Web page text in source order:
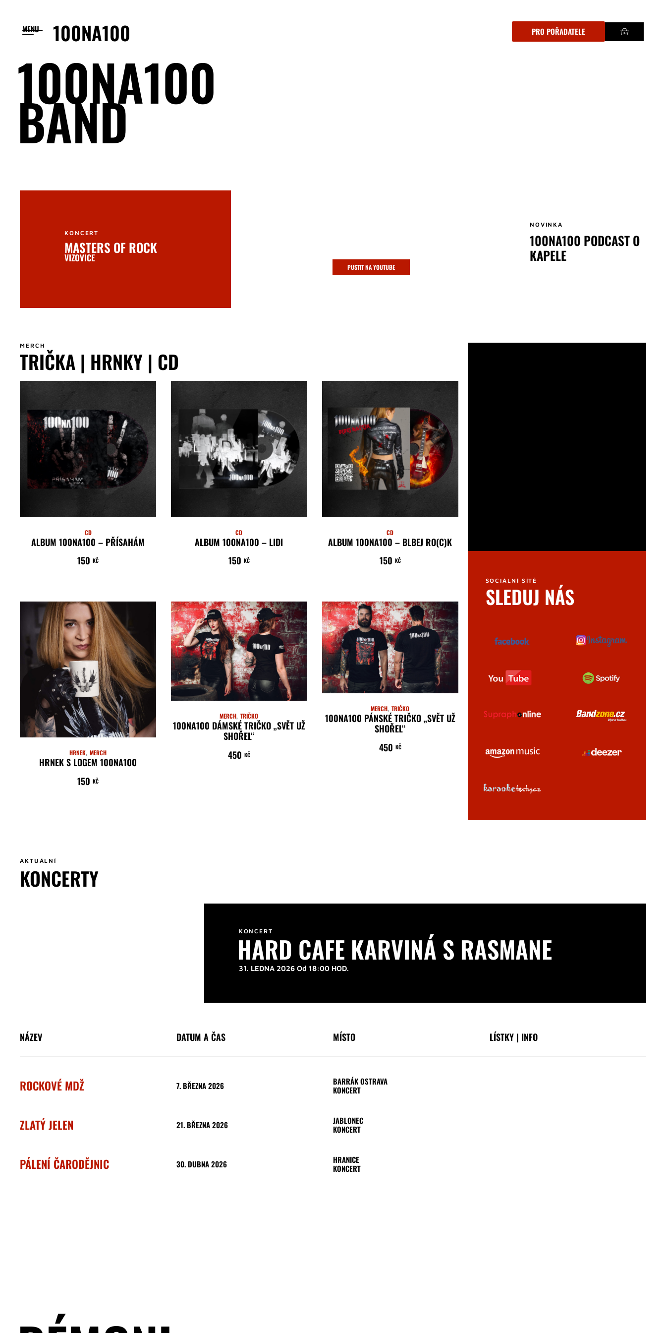
MENU 100NA100 PRO POŘADATELE
100NA100
BAND
KONCERT
MASTERS OF ROCK
VIZOVICE
PUSTIT NA YOUTUBE
NOVINKA
100NA100 PODCAST O
KAPELE
MERCH
TRIČKA | HRNKY | CD
CD
ALBUM 100NA100 – PŘÍSAHÁM
150KČ
CD
ALBUM 100NA100 – LIDI
150 KČ
CD
ALBUM 100NA100 – BLBEJ RO(C)K
150 KČ
HRNEK MERCH
HRNEK S LOGEM 100NA100
150KČ
MERCH TRIČKO
100NA100 DÁMSKÉ TRIČKO „SVĚT UŽ
SHOŘEL“
450 KČ
MERCH TRIČKO
100NA100 PÁNSKÉ TRIČKO „SVĚT UŽ
SHOŘEL“
450 KČ VÝBĚR MOŽNOSTÍ
SOCIÁLNÍ SÍTĚ
SLEDUJ NÁS
AKTUÁLNÍ
KONCERTY
KONCERT
HARD CAFE KARVINÁ S RASMANE
31. LEDNA 2026 Od 18:00 HOD.
NÁZEV DATUM A ČAS MÍSTO LÍSTKY | INFO
ROCKOVÉ MDŽ 7. BŘEZNA 2026
BARRÁK OSTRAVA
KONCERT
ZLATÝ JELEN 21. BŘEZNA 2026
JABLONEC
KONCERT
PÁLENÍ ČARODĚJNIC 30. DUBNA 2026
HRANICE
KONCERT